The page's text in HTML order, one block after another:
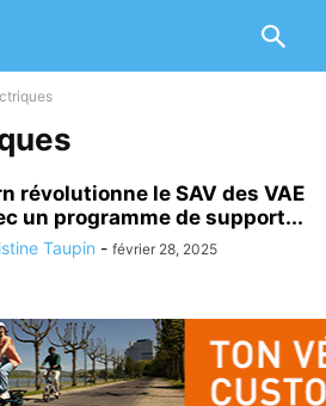
révolutionne le SAV des VAE
un programme de support...
Taupin - février 28, 2025